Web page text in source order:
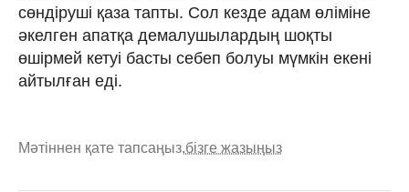
сөндіруші қаза тапты. Сол кезде адам өліміне
әкелген апатқа демалушылардың шоқты
өшірмей кетуі басты себеп болуы мүмкін екені
айтылған еді.
Мәтіннен қате тапсаңыз,бізге жазыңыз